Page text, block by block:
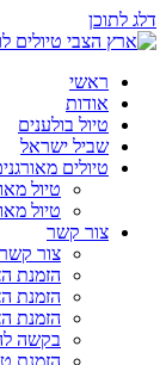
דלג לתוכן
ראשי
אודות
טיול בולענים
שביל ישראל
טיולים
טיול
טיול
צור קשר
צור קשר
הזמנת
הזמנת
הזמנת
בקשה
הזמנת